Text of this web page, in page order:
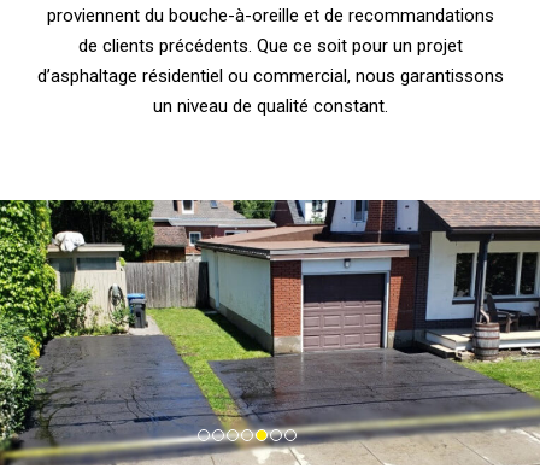
proviennent du bouche-à-oreille et de recommandations
de clients précédents. Que ce soit pour un projet
d’asphaltage résidentiel ou commercial, nous garantissons
un niveau de qualité constant.